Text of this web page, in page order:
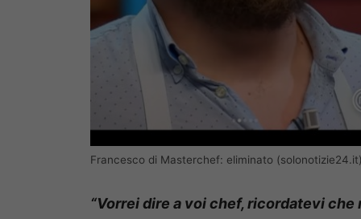
Francesco di Masterchef: eliminato (solonotizie24.it)
“Vorrei dire a voi chef, ricordatevi